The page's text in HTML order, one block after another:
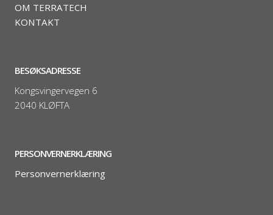
OM TERRATECH
KONTAKT
BESØKSADRESSE
Kongsvingervegen 6
2040 KLØFTA
PERSONVERNERKLÆRING
Personvernerklæring